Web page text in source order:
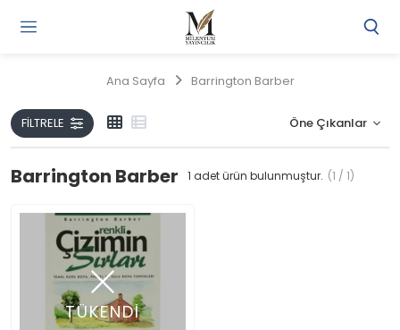
Ana Sayfa Barrington Barber
FILTRELE
Barrington Barber 1 adet ürün bulunmuştur. (1 / 1)
TÜKENDİ